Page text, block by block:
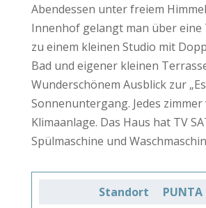
Abendessen unter freiem
Innenhof gelangt man über eine
zu einem kleinen Studio mit
Bad und eigener kleinen
Wunderschönem Ausblick zur
Sonnenuntergang. Jedes
Klimaanlage. Das Haus hat TV
Spülmaschine und
Standort
PUNTA